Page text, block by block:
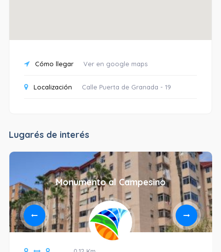
Cómo llegar Ver en google maps
Localización Calle Puerta de Granada - 19
Lugarés de interés
Monumento al Campesino